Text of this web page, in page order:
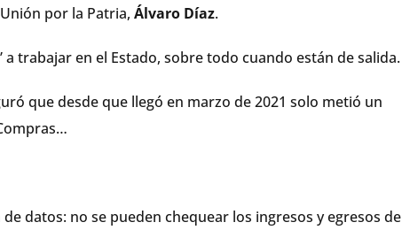
por la Patria, Álvaro Díaz.
trabajar en el Estado, sobre todo cuando están de salida.
que desde que llegó en marzo de 2021 solo metió un
datos: no se pueden chequear los ingresos y egresos de